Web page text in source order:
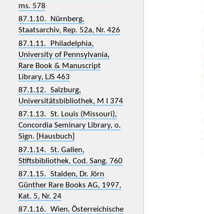
ms. 578
87.1.10. Nürnberg,
Staatsarchiv, Rep. 52a, Nr. 426
87.1.11. Philadelphia,
University of Pennsylvania,
Rare Book & Manuscript
Library, LJS 463
87.1.12. Salzburg,
Universitätsbibliothek, M I 374
87.1.13. St. Louis (Missouri),
Concordia Seminary Library, o.
Sign. [Hausbuch]
87.1.14. St. Gallen,
Stiftsbibliothek, Cod. Sang. 760
87.1.15. Stalden, Dr. Jörn
Günther Rare Books AG, 1997,
Kat. 5, Nr. 24
87.1.16. Wien, Österreichische